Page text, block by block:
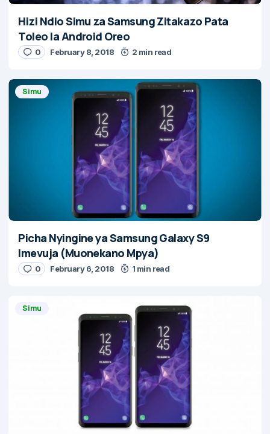
Hizi Ndio Simu za Samsung Zitakazo Pata
Toleo la Android Oreo
0 February 8, 2018 2 min read
Simu
Picha Nyingine ya Samsung Galaxy S9
Imevuja (Muonekano Mpya)
0 February 6, 2018 1 min read
Simu